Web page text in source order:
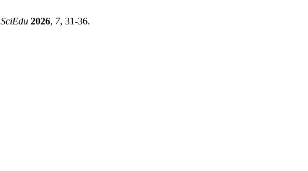
SciEdu 2026, 7, 31-36.